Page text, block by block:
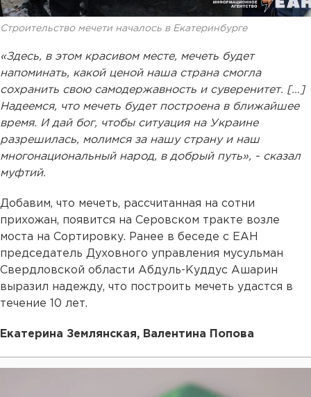
Строительство мечети началось в Екатеринбурге
«Здесь, в этом красивом месте, мечеть будет
напоминать, какой ценой наша страна смогла
сохранить свою самодержавность и суверенитет. […]
Надеемся, что мечеть будет построена в ближайшее
время. И дай бог, чтобы ситуация на Украине
разрешилась, молимся за нашу страну и наш
многонациональный народ, в добрый путь», - сказал
муфтий.
Добавим, что мечеть, рассчитанная на сотни
прихожан, появится на Серовском тракте возле
моста на Сортировку. Ранее в беседе с ЕАН
председатель Духовного управления мусульман
Свердловской области Абдуль-Куддус Ашарин
выразил надежду, что построить мечеть удастся в
течение 10 лет.
Екатерина Землянская, Валентина Попова